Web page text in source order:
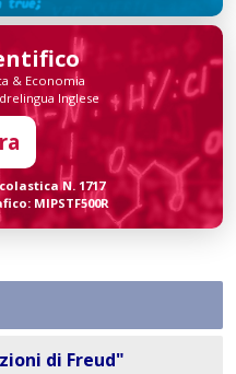
& Economia
Inglese
N. 1717
MIPSTF500R
di Freud"